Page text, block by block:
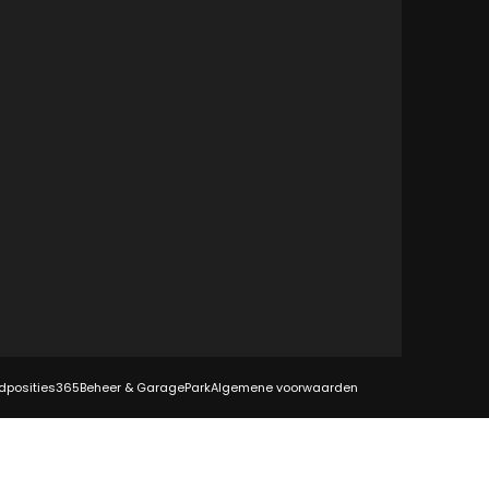
365Beheer & GarageParkAlgemene voorwaarden